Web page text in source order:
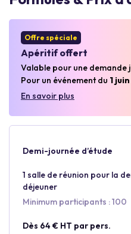
Offre spéciale
Apéritif offert
Valable pour une demande
Pour un événement du 1
En savoir plus
Demi-journée d’étude
1 salle de réunion pour la
déjeuner
Minimum participants : 100
Dès 64 € HT par pers.